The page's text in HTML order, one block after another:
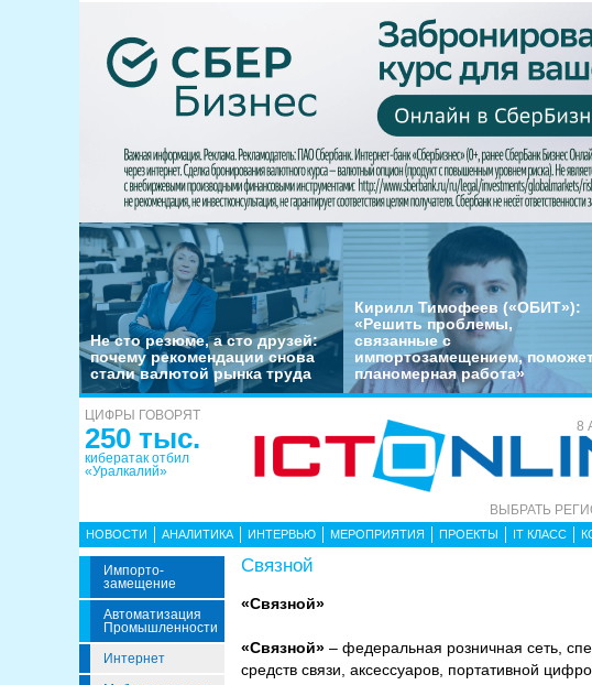
Не сто резюме, а сто друзей:
почему рекомендации снова
стали валютой рынка труда
Кирилл Тимофеев («ОБИТ»):
«Решить проблемы,
связанные с
импортозамещением,
планомерная работа»
ЦИФРЫ ГОВОРЯТ
250 тыс.
кибератак отбил
«Уралкалий»
8
ВЫБРАТЬ
НОВОСТИ АНАЛИТИКА ИНТЕРВЬЮ МЕРОПРИЯТИЯ ПРОЕКТЫ IT КЛАСС
Импорто­
Замещение
Автоматизация
Промышленности
Интернет
Связной
«Связной»
«Связной» – федеральная розничная сеть,
средств связи, аксессуаров, портативной